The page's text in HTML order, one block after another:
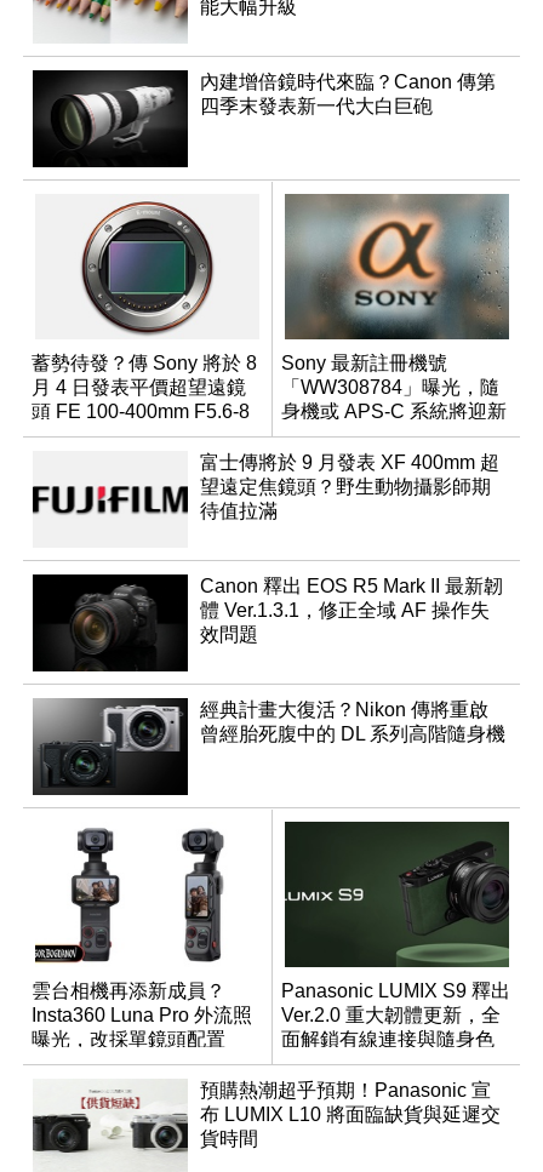
能大幅升級
內建增倍鏡時代來臨？Canon 傳第
四季末發表新一代大白巨砲
蓄勢待發？傳 Sony 將於 8
月 4 日發表平價超望遠鏡
頭 FE 100-400mm F5.6-8
Sony 最新註冊機號
「WW308784」曝光，隨
身機或 APS-C 系統將迎新
成員？
富士傳將於 9 月發表 XF 400mm 超
望遠定焦鏡頭？野生動物攝影師期
待值拉滿
Canon 釋出 EOS R5 Mark II 最新韌
體 Ver.1.3.1，修正全域 AF 操作失
效問題
經典計畫大復活？Nikon 傳將重啟
曾經胎死腹中的 DL 系列高階隨身機
雲台相機再添新成員？
Insta360 Luna Pro 外流照
曝光，改採單鏡頭配置
Panasonic LUMIX S9 釋出
Ver.2.0 重大韌體更新，全
面解鎖有線連接與隨身色
調編輯
預購熱潮超乎預期！Panasonic 宣
布 LUMIX L10 將面臨缺貨與延遲交
貨時間